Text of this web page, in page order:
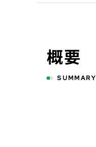
概要
SUMMARY